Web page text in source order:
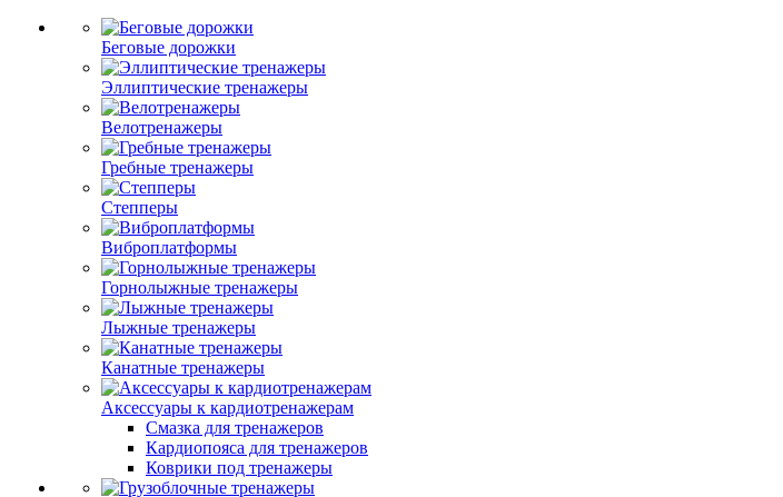
Беговые дорожки
Эллиптические тренажеры
Велотренажеры
Гребные тренажеры
Степперы
Виброплатформы
Горнолыжные тренажеры
Лыжные тренажеры
Канатные тренажеры
Аксессуары к кардиотренажерам
Смазка для тренажеров
Кардиопояса для тренажеров
Коврики под тренажеры